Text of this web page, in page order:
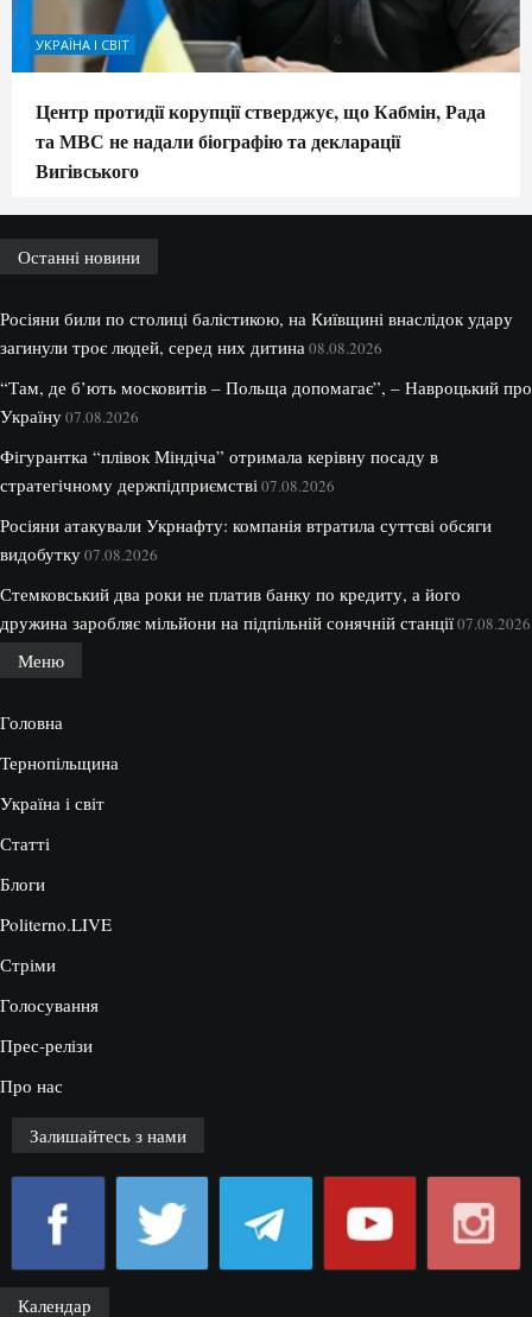
УКРАЇНА І СВІТ
Центр протидії корупції стверджує, що Кабмін, Рада
та МВС не надали біографію та декларації
Вигівського
Останні новини
Росіяни били по столиці балістикою, на Київщині внаслідок удару
загинули троє людей, серед них дитина 08.08.2026
“Там, де б’ють московитів – Польща допомагає”, – Навроцький про
Україну07.08.2026
Фігурантка “плівок Міндіча” отримала керівну посаду в
стратегічному держпідприємстві 07.08.2026
Росіяни атакували Укрнафту: компанія втратила суттєві обсяги
видобутку07.08.2026
Стемковський два роки не платив банку по кредиту, а його
дружина заробляє мільйони на підпільній сонячній станції07.08.2026
Меню
Головна
Тернопільщина
Україна і світ
Статті
Блоги
Politerno.LIVE
Стріми
Голосування
Прес-релізи
Про нас
Залишайтесь з нами
Календар